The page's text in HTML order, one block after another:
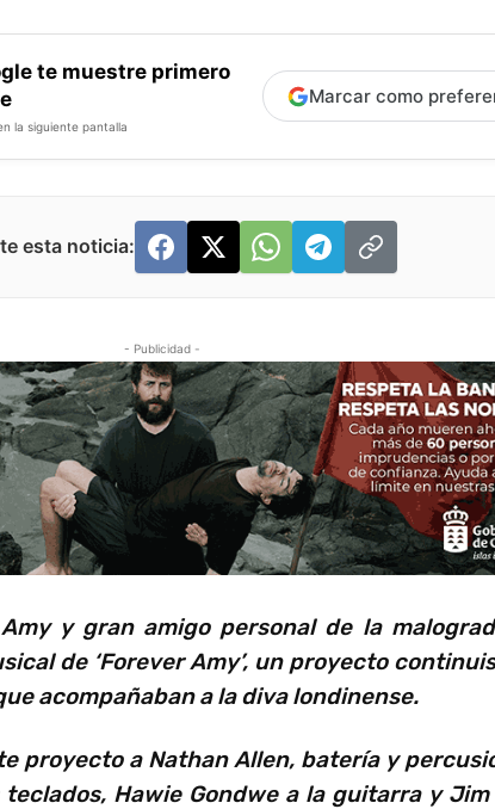
te muestre primero
la siguiente pantalla
Marcar como
esta noticia:
- Publicidad -
y gran amigo personal de la
de ‘Forever Amy’, un proyecto
acompañaban a la diva londinense.
proyecto a Nathan Allen, batería y
teclados, Hawie Gondwe a la guitarra y